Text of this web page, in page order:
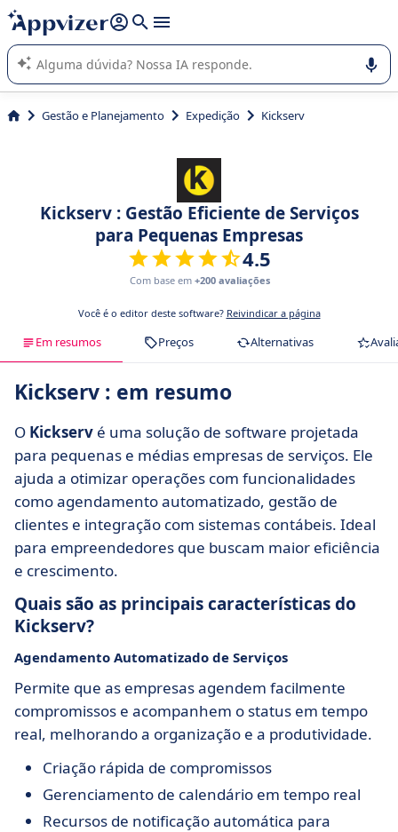
de nossa IA (várias linhas com
A IA do Appvizer o orienta no uso ou na seleção de software
SaaS para sua empresa.
Gestão e Planejamento Expedição Kickserv
Kickserv : Gestão Eficiente de Serviços
para Pequenas Empresas
4.5
Com base em +200 avaliações
Você é o editor deste software? Reivindicar a página
Em resumos Preços Alternativas
Kickserv : em resumo
O Kickserv é uma solução de software projetada
para pequenas e médias empresas de serviços. Ele
ajuda a otimizar operações com funcionalidades
como agendamento automatizado, gestão de
clientes e integração com sistemas contábeis. Ideal
para empreendedores que buscam maior eficiência
e crescimento.
Quais são as principais características do
Kickserv?
Agendamento Automatizado de Serviços
Permite que as empresas agendem facilmente
compromissos e acompanhem o status em tempo
real, melhorando a organização e a produtividade.
Criação rápida de compromissos
Gerenciamento de calendário em tempo real
Recursos de notificação automática para